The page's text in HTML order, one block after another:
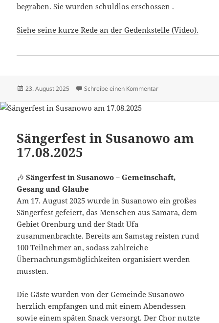
begraben. Sie wurden schuldlos erschossen .
Siehe seine kurze Rede an der Gedenkstelle (Video).
Veröffentlicht
23. August 2025 Schreibe einen Kommentarzu Dimitri Mannikow
Sängerfest in Susanowo am
17.08.2025
🎶Sängerfest in Susanowo – Gemeinschaft,
Gesang und Glaube
Am 17. August 2025 wurde in Susanowo ein großes
Sängerfest gefeiert, das Menschen aus Samara, dem
Gebiet Orenburg und der Stadt Ufa
zusammenbrachte. Bereits am Samstag reisten rund
100 Teilnehmer an, sodass zahlreiche
Übernachtungsmöglichkeiten organisiert werden
mussten.
Die Gäste wurden von der Gemeinde Susanowo
herzlich empfangen und mit einem Abendessen
sowie einem späten Snack versorgt. Der Chor nutzte